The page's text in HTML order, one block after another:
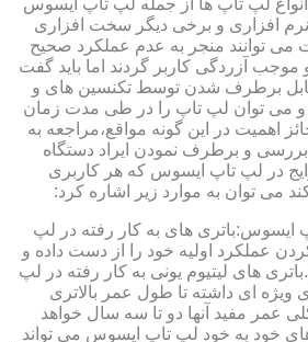
نرم افزاری و برخی دیگر سخت افزاری
می توانند منجر به عدم عملکرد صحیح
آزردگی کاربر گردند اما باید گفت
برطرف شدن توسط تکنسین های و
و می توان لپ تاپ را در طی مدت زمان
اهمیت در این گونه مواقع،مراجعه به
و برطرف نمودن ایراد دستگاه
در لپ تاپ ایسوس که هر کاربری
می توان به موارد زیر اشاره کرد:
های به کار رفته در لپ
عملکرد اولیه خود را از دست داده و
های لیتیوم یونی به کار رفته در لپ
ویژه ای داشته تا طول عمر بالاتری
عمر مفید آنها دو تا سه سال خواهد
خود به خود لپ تاپ ایسوس می تواند